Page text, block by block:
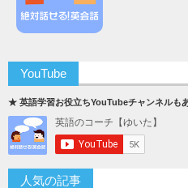
YouTube
★ 英語学習お役立ちYouTubeチャンネルもあ
人気の記事